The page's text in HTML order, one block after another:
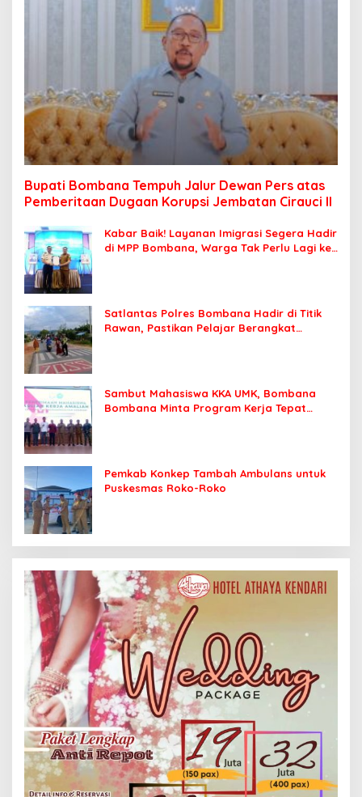
Bupati Bombana Tempuh Jalur Dewan Pers atas
Pemberitaan Dugaan Korupsi Jembatan Cirauci II
Kabar Baik! Layanan Imigrasi Segera Hadir
di MPP Bombana, Warga Tak Perlu Lagi ke
Satlantas Polres Bombana Hadir di Titik
Rawan, Pastikan Pelajar Berangkat
Sambut Mahasiswa KKA UMK, Bombana
Bombana Minta Program Kerja Tepat
Pemkab Konkep Tambah Ambulans untuk
Puskesmas Roko-Roko